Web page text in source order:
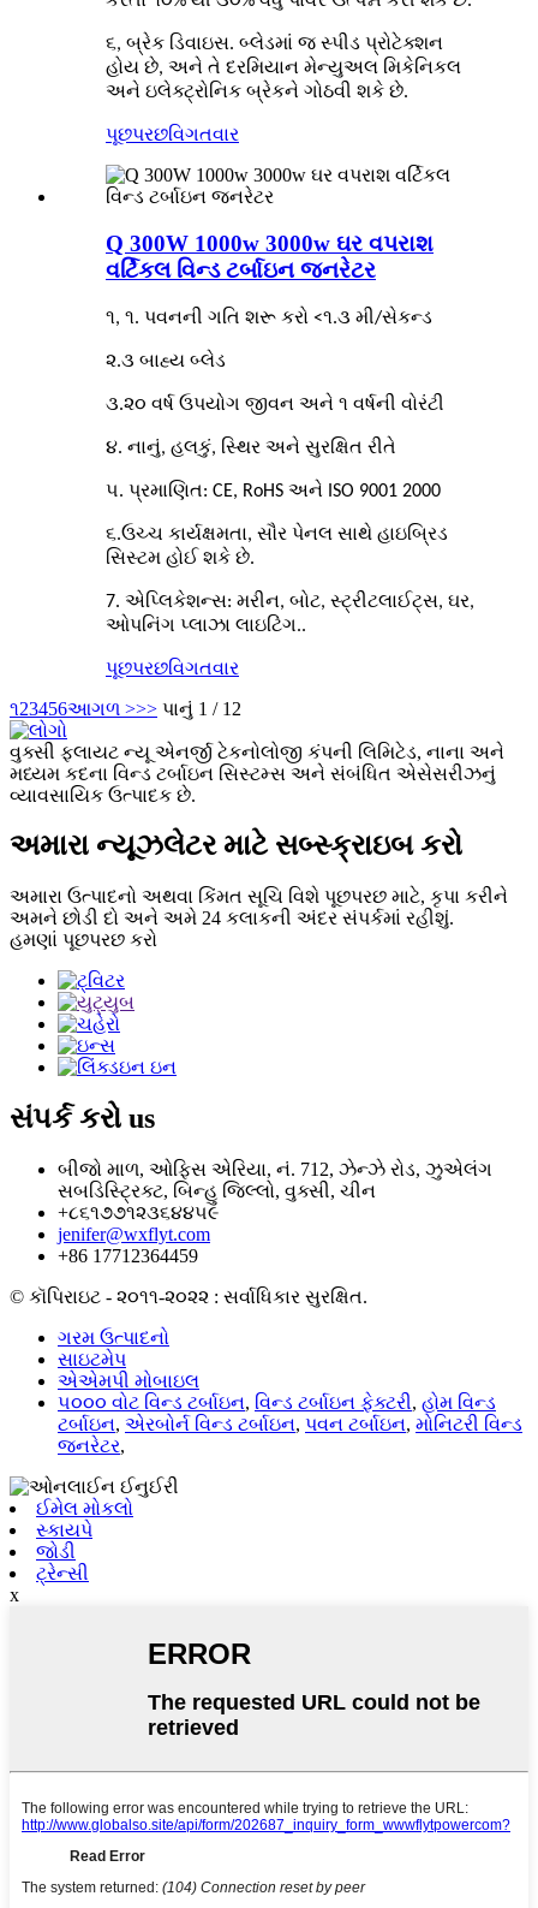
૬, બ્રેક ડિવાઇસ. બ્લેડમાં જ સ્પીડ પ્રોટેક્શન
હોય છે, અને તે દરમિયાન મેન્યુઅલ મિકેનિકલ
અને ઇલેક્ટ્રોનિક બ્રેકને ગોઠવી શકે છે.
પૂછપરછવિગતવાર
Q 300W 1000w 3000w ઘર વપરાશ
વર્ટિકલ વિન્ડ ટર્બાઇન જનરેટર
૧, ૧. પવનની ગતિ શરૂ કરો <૧.૩ મી/સેકન્ડ
૨.૩ બાહ્ય બ્લેડ
૩.૨૦ વર્ષ ઉપયોગ જીવન અને ૧ વર્ષની વોરંટી
૪. નાનું, હલકું, સ્થિર અને સુરક્ષિત રીતે
૫. પ્રમાણિત: CE, RoHS અને ISO 9001 2000
૬.ઉચ્ચ કાર્યક્ષમતા, સૌર પેનલ સાથે હાઇબ્રિડ
સિસ્ટમ હોઈ શકે છે.
7. એપ્લિકેશન્સ: મરીન, બોટ, સ્ટ્રીટલાઈટ્સ, ઘર,
ઓપનિંગ પ્લાઝા લાઇટિંગ..
પૂછપરછવિગતવાર
૧23456આગળ >>> પાનું 1 / 12
વુક્સી ફ્લાયટ ન્યૂ એનર્જી ટેકનોલોજી કંપની લિમિટેડ, નાના અને
મધ્યમ કદના વિન્ડ ટર્બાઇન સિસ્ટમ્સ અને સંબંધિત એસેસરીઝનું
વ્યાવસાયિક ઉત્પાદક છે.
અમારા ન્યૂઝલેટર માટે સબ્સ્ક્રાઇબ કરો
અમારા ઉત્પાદનો અથવા કિંમત સૂચિ વિશે પૂછપરછ માટે, કૃપા કરીને
અમને છોડી દો અને અમે 24 કલાકની અંદર સંપર્કમાં રહીશું.
હમણાં પૂછપરછ કરો
સંપર્ક કરો us
બીજો માળ, ઓફિસ એરિયા, નં. 712, ઝેન્ઝે રોડ, ઝુએલંગ
સબડિસ્ટ્રિક્ટ, બિન્હુ જિલ્લો, વુક્સી, ચીન
+૮૬૧૭૭૧૨૩૬૪૪૫૯
jenifer@wxflyt.com
+86 17712364459
© કૉપિરાઇટ - ૨૦૧૧-૨૦૨૨ : સર્વાધિકાર સુરક્ષિત.
ગરમ ઉત્પાદનો
સાઇટમેપ
એએમપી મોબાઇલ
૫૦૦૦ વોટ વિન્ડ ટર્બાઇન, વિન્ડ ટર્બાઇન ફેક્ટરી, હોમ વિન્ડ
ટર્બાઇન, એરબોર્ન વિન્ડ ટર્બાઇન, પવન ટર્બાઇન, મોનિટરી વિન્ડ
જનરેટર,
ઈમેલ મોકલો
સ્કાયપે
જોડી
ટ્રેન્સી
x